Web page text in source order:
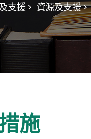
支援 > 資源及支援 >
施